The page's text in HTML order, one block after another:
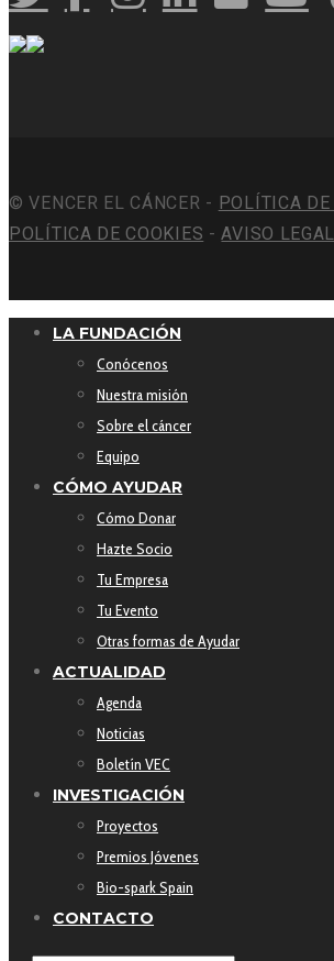
© VENCER EL CÁNCER - POLÍTICA
POLÍTICA DE COOKIES -AVISO LEGAL
LA FUNDACIÓN
Conócenos
Nuestra misión
Sobre el cáncer
Equipo
CÓMO AYUDAR
Cómo Donar
Hazte Socio
Tu Empresa
Tu Evento
Otras formas de Ayudar
ACTUALIDAD
Agenda
Noticias
Boletín VEC
INVESTIGACIÓN
Proyectos
Premios Jóvenes
Bio-spark Spain
CONTACTO